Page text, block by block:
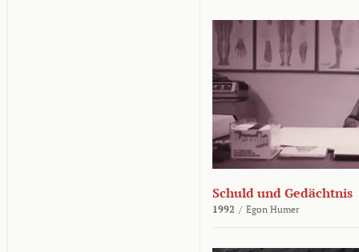
Schuld und Gedächtnis
1992 / Egon Humer